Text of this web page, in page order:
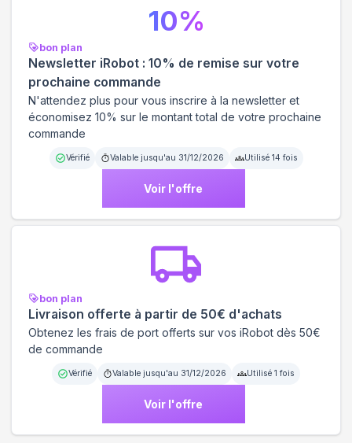
bon plan
Newsletter iRobot : 10% de remise sur votre
prochaine commande
N'attendez plus pour vous inscrire à la newsletter et
économisez 10% sur le montant total de votre prochaine
commande
Vérifié Valable jusqu'au 31/12/2026 Utilisé 14 fois
Voir l'offre
10%
bon plan
Livraison offerte à partir de 50€ d'achats
Obtenez les frais de port offerts sur vos iRobot dès 50€
de commande
Vérifié Valable jusqu'au 31/12/2026 Utilisé 1 fois
Voir l'offre